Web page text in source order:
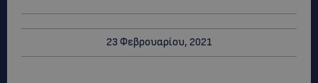
23 Φεβρουαρίου, 2021